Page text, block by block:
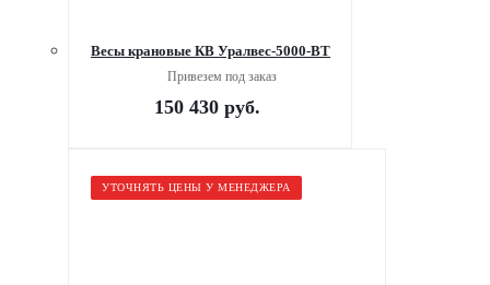
Весы крановые КВ Уралвес-5000-ВТ
Привезем под заказ
150 430руб.
УТОЧНЯТЬ ЦЕНЫ У МЕНЕДЖЕРА